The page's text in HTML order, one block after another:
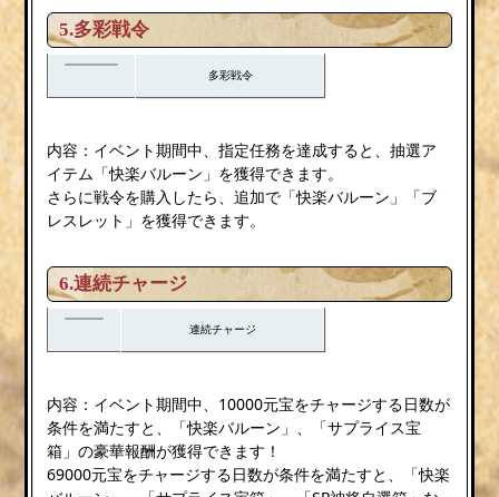
5.多彩戦令
多彩戦令
内容：イベント期間中、指定任務を達成すると、抽選ア
イテム「快楽バルーン」を獲得できます。
さらに戦令を購入したら、追加で「快楽バルーン」「ブ
レスレット」を獲得できます。
6.連続チャージ
連続チャージ
内容：イベント期間中、10000元宝をチャージする日数が
条件を満たすと、「快楽バルーン」、「サプライス宝
箱」の豪華報酬が獲得できます！
69000元宝をチャージする日数が条件を満たすと、「快楽